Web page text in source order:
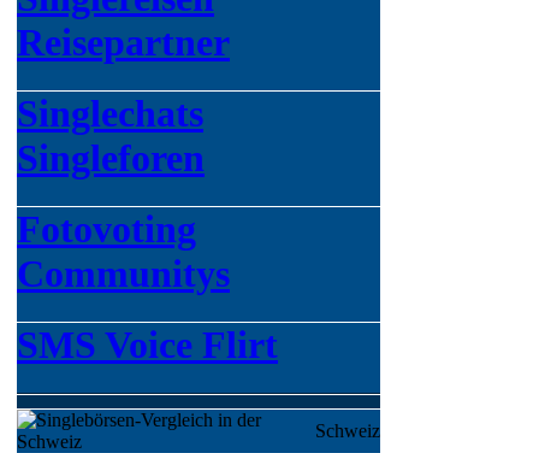
Reisepartner
Singlechats
Singleforen
Fotovoting
Communitys
SMS Voice Flirt
Schweiz